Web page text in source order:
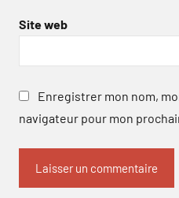
Site web
Enregistrer mon nom,
navigateur pour mon